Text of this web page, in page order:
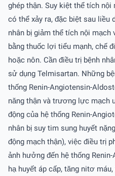
ghép thận. Suy kiệt thể tích
có thể xảy ra, đặc biệt sau liều
nhân bị giảm thể tích nội
bằng thuốc lợi tiểu mạnh, chế
hoặc nôn. Cần điều trị bệnh
sử dụng Telmisartan. Những
thống Renin-Angiotensin-
năng thận và trương lực mạch
động của hệ thống Renin-
nhân bị suy tim sung huyết
động mạch thận), việc điều trị
ảnh hưởng đến hệ thống
hạ huyết áp cấp, tăng nitơ